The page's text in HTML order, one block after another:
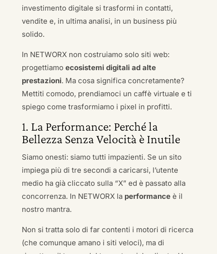
investimento digitale si trasformi in contatti,
vendite e, in ultima analisi, in un business più
solido.
In NETWORX non costruiamo solo siti web:
progettiamo ecosistemi digitali ad alte
prestazioni. Ma cosa significa concretamente?
Mettiti comodo, prendiamoci un caffè virtuale e ti
spiego come trasformiamo i pixel in profitti.
1. La Performance: Perché la
Bellezza Senza Velocità è Inutile
Siamo onesti: siamo tutti impazienti. Se un sito
impiega più di tre secondi a caricarsi, l’utente
medio ha già cliccato sulla “X” ed è passato alla
concorrenza. In NETWORX la performanceè il
nostro mantra.
Non si tratta solo di far contenti i motori di ricerca
(che comunque amano i siti veloci), ma di